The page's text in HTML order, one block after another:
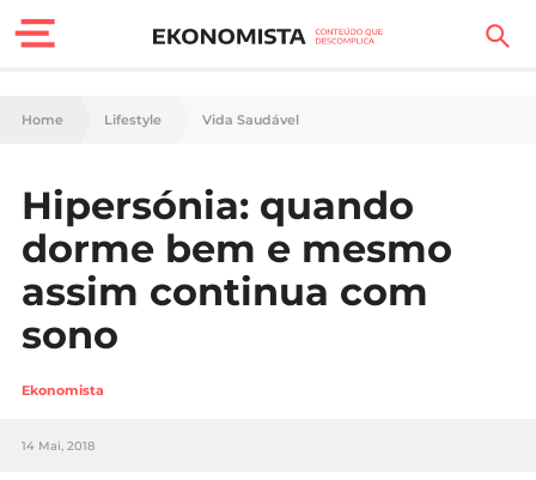
Finanças Pessoais
Carreira
Casa
Lifestyle
Sociedade
Tecnologia
Home Lifestyle Vida Saudável
Hipersónia: quando
dorme bem e mesmo
assim continua com
sono
Ekonomista
14 Mai, 2018